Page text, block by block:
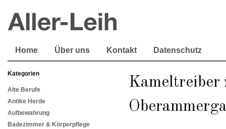
Home Über uns Kontakt Datenschutz
Kategorien
Alte Berufe
Antike Herde
Aufbewahrung
Badezimmer & Körperpflege